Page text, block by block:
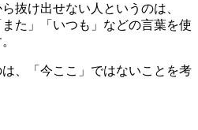
抜け出せない人というのは、
また」「いつも」などの言葉を使
、「今ここ」ではないことを考